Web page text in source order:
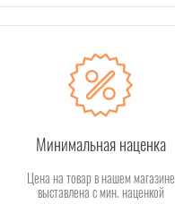
Минимальная наценка
Цена на товар в нашем магазине
выставлена с мин. наценкой